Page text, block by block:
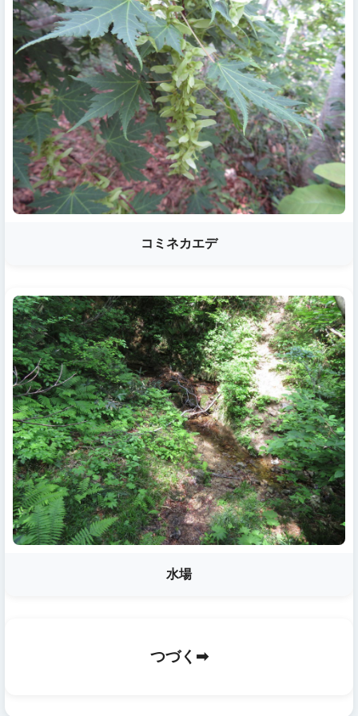
コミネカエデ
水場
つづく➡